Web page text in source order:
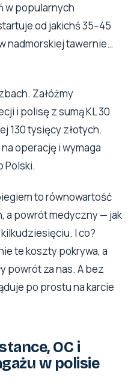
w popularnych
od jakichś 35–45
nadmorskiej tawernie…
Załóżmy
i polisę z sumą KL 30
130 tysięcy złotych.
operację i wymaga
Polski.
to równowartość
a powrót medyczny — jak
I co?
te koszty pokrywa, a
powrót za nas. A bez
po prostu na karcie
OC i
w polisie